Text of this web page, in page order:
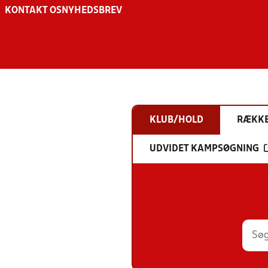
KONTAKT OS NYHEDSBREV
KLUB/HOLD
UDVIDET KAMPSØGNING